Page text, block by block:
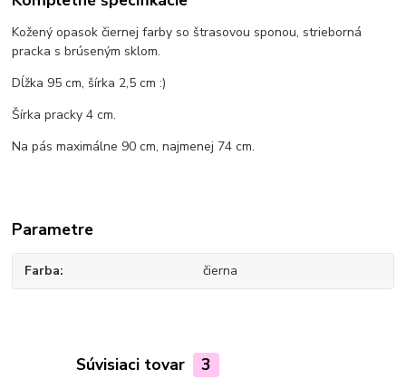
Kožený opasok čiernej farby so štrasovou sponou, strieborná
pracka s brúseným sklom.
Dĺžka 95 cm, šírka 2,5 cm :)
Šírka pracky 4 cm.
Na pás maximálne 90 cm, najmenej 74 cm.
Parametre
Farba čierna
Súvisiaci tovar 3